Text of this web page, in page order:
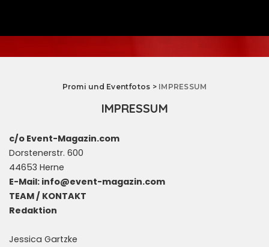
Promi und Eventfotos > IMPRESSUM
IMPRESSUM
c/o Event-Magazin.com
Dorstenerstr. 600
44653 Herne
E-Mail: info@event-magazin.com
TEAM / KONTAKT
Redaktion
Jessica Gartzke